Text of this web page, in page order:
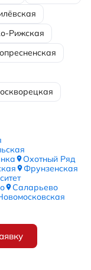
Рижская
Охотный Ряд
Фрунзенская
Саларьево